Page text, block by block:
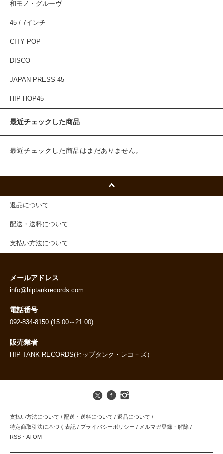
和モノ・グルーヴ
45 / 7インチ
CITY POP
DISCO
JAPAN PRESS 45
HIP HOP45
最近チェックした商品
最近チェックした商品はまだありません。
返品について
配送・送料について
支払い方法について
メールアドレス
info@hiptankrecords.com
電話番号
092-834-8150 (15:00～21:00)
販売業者
HIP TANK RECORDS(ヒップタンク・レコ－ズ）
支払い方法について / 配送・送料について / 返品について /
特定商取引法に基づく表記 / プライバシーポリシー / メルマガ登録・解除 /
RSS ・ ATOM